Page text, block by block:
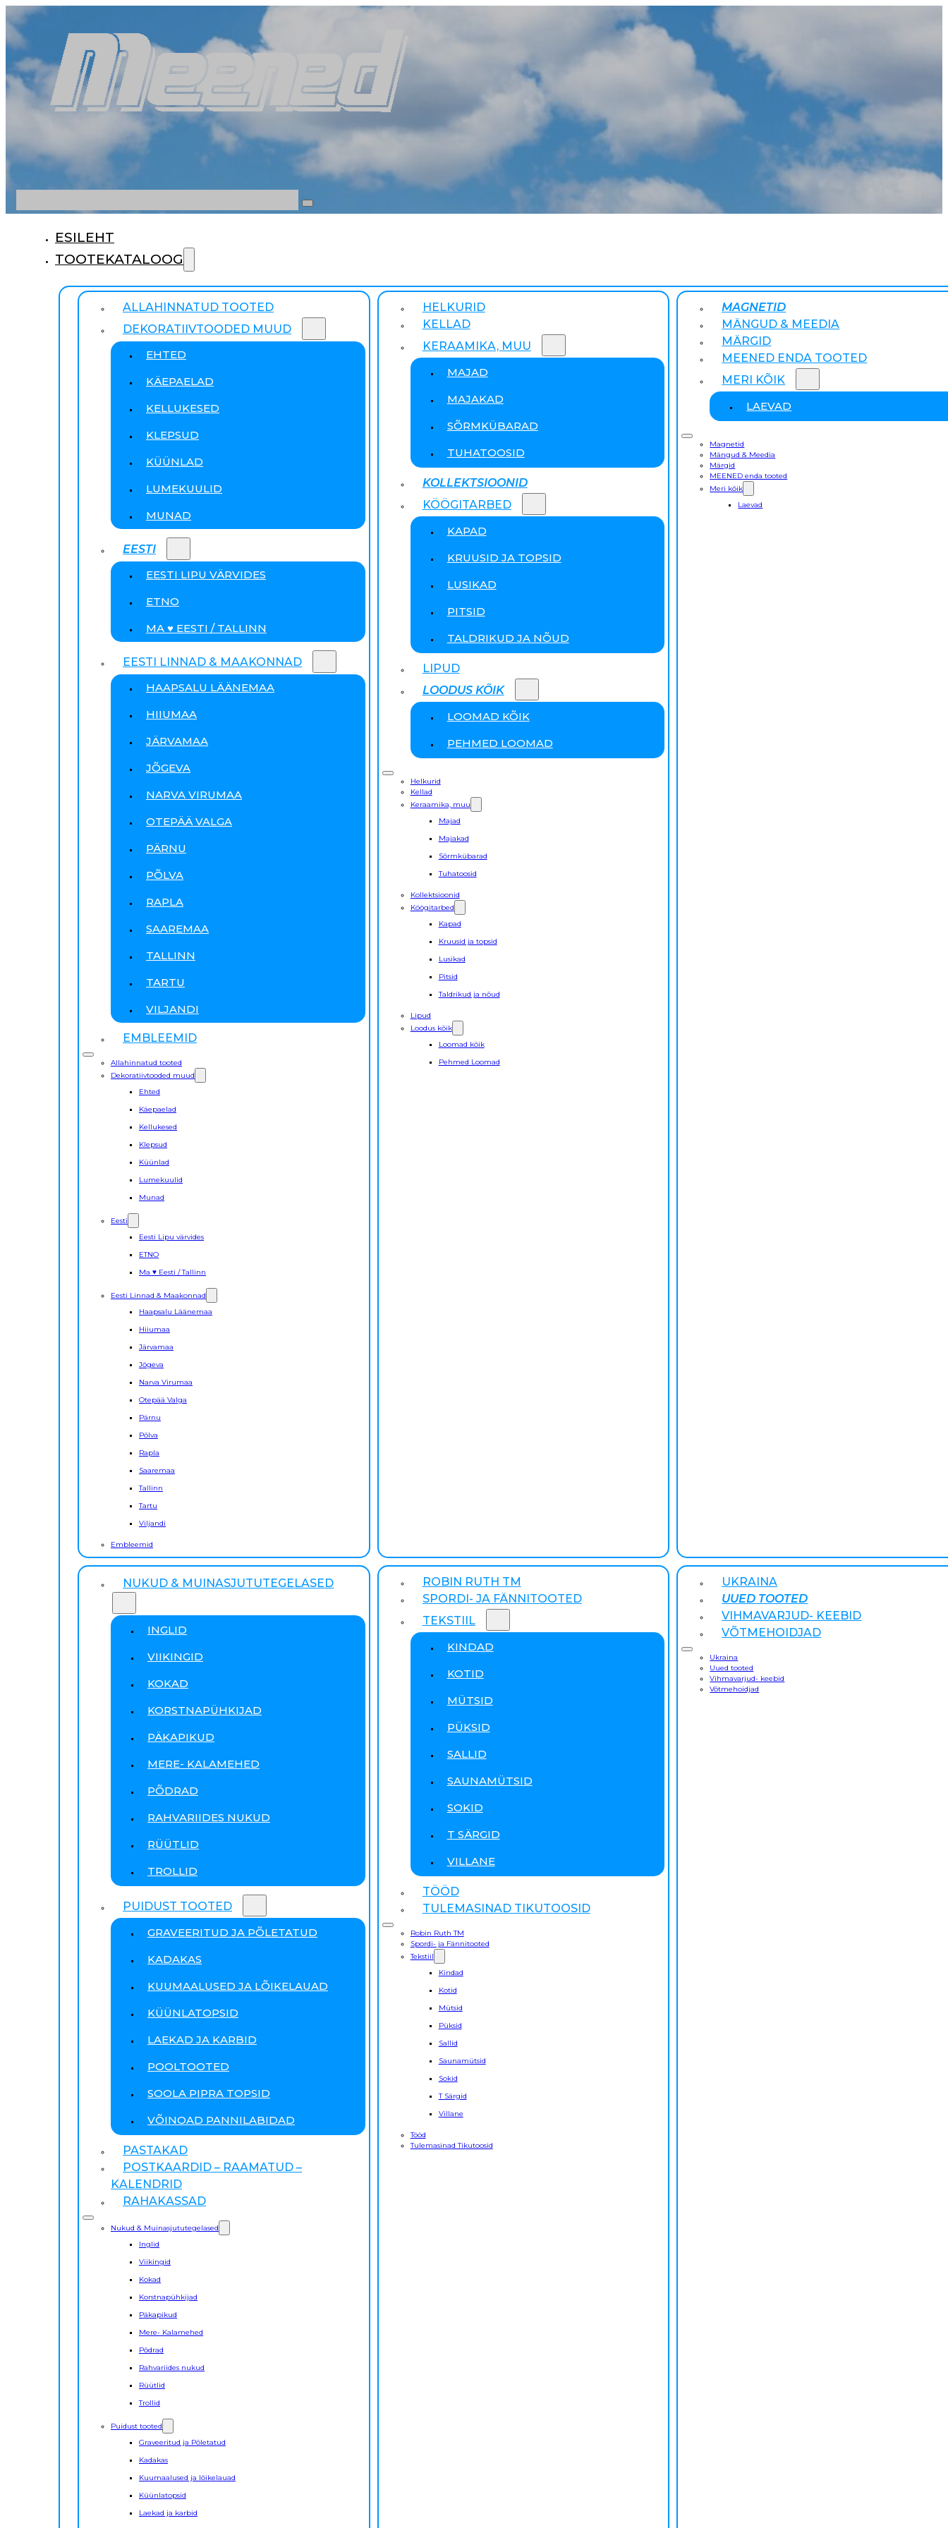
ESILEHT
TOOTEKATALOOG
ALLAHINNATUD TOOTED
DEKORATIIVTOODED MUUD
EHTED
KÄEPAELAD
KELLUKESED
KLEPSUD
KÜÜNLAD
LUMEKUULID
MUNAD
EESTI
EESTI LIPU VÄRVIDES
ETNO
MA ♥ EESTI / TALLINN
EESTI LINNAD & MAAKONNAD
HAAPSALU LÄÄNEMAA
HIIUMAA
JÄRVAMAA
JÕGEVA
NARVA VIRUMAA
OTEPÄÄ VALGA
PÄRNU
PÕLVA
RAPLA
SAAREMAA
TALLINN
TARTU
VILJANDI
EMBLEEMID
Allahinnatud tooted
Dekoratiivtooded muud
Ehted
Käepaelad
Kellukesed
Klepsud
Küünlad
Lumekuulid
Munad
Eesti
Eesti Lipu värvides
ETNO
Ma ♥ Eesti / Tallinn
Eesti Linnad & Maakonnad
Haapsalu Läänemaa
Hiiumaa
Järvamaa
Jõgeva
Narva Virumaa
Otepää Valga
Pärnu
Põlva
Rapla
Saaremaa
Tallinn
Tartu
Viljandi
Embleemid
HELKURID
KELLAD
KERAAMIKA, MUU
MAJAD
MAJAKAD
SÕRMKÜBARAD
TUHATOOSID
KOLLEKTSIOONID
KÖÖGITARBED
KAPAD
KRUUSID JA TOPSID
LUSIKAD
PITSID
TALDRIKUD JA NÕUD
LIPUD
LOODUS KÕIK
LOOMAD KÕIK
PEHMED LOOMAD
Helkurid
Kellad
Keraamika, muu
Majad
Majakad
Sõrmkübarad
Tuhatoosid
Kollektsioonid
Köögitarbed
Kapad
Kruusid ja topsid
Lusikad
Pitsid
Taldrikud ja nõud
Lipud
Loodus kõik
Loomad kõik
Pehmed Loomad
MAGNETID
MÄNGUD & MEEDIA
MÄRGID
MEENED ENDA TOOTED
MERI KÕIK
LAEVAD
Magnetid
Mängud & Meedia
Märgid
MEENED enda tooted
Meri kõik
Laevad
NUKUD & MUINASJUTUTEGELASED
INGLID
VIIKINGID
KOKAD
KORSTNAPÜHKIJAD
PÄKAPIKUD
MERE- KALAMEHED
PÕDRAD
RAHVARIIDES NUKUD
RÜÜTLID
TROLLID
PUIDUST TOOTED
GRAVEERITUD JA PÕLETATUD
KADAKAS
KUUMAALUSED JA LÕIKELAUAD
KÜÜNLATOPSID
LAEKAD JA KARBID
POOLTOOTED
SOOLA PIPRA TOPSID
VÕINOAD PANNILABIDAD
PASTAKAD
POSTKAARDID – RAAMATUD –
KALENDRID
RAHAKASSAD
Nukud & Muinasjututegelased
Inglid
Viikingid
Kokad
Korstnapühkijad
Päkapikud
Mere- Kalamehed
Põdrad
Rahvariides nukud
Rüütlid
Trollid
Puidust tooted
Graveeritud ja Põletatud
Kadakas
Kuumaalused ja lõikelauad
Küünlatopsid
Laekad ja karbid
ROBIN RUTH TM
SPORDI- JA FÄNNITOOTED
TEKSTIIL
KINDAD
KOTID
MÜTSID
PÜKSID
SALLID
SAUNAMÜTSID
SOKID
T SÄRGID
VILLANE
TÖÖD
TULEMASINAD TIKUTOOSID
Robin Ruth TM
Spordi- ja Fännitooted
Tekstiil
Kindad
Kotid
Mütsid
Püksid
Sallid
Saunamütsid
Sokid
T Särgid
Villane
Tööd
Tulemasinad Tikutoosid
UKRAINA
UUED TOOTED
VIHMAVARJUD- KEEBID
VÕTMEHOIDJAD
Ukraina
Uued tooted
Vihmavarjud- keebid
Võtmehoidjad